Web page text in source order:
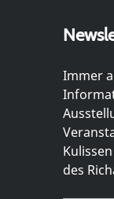
Immer
des